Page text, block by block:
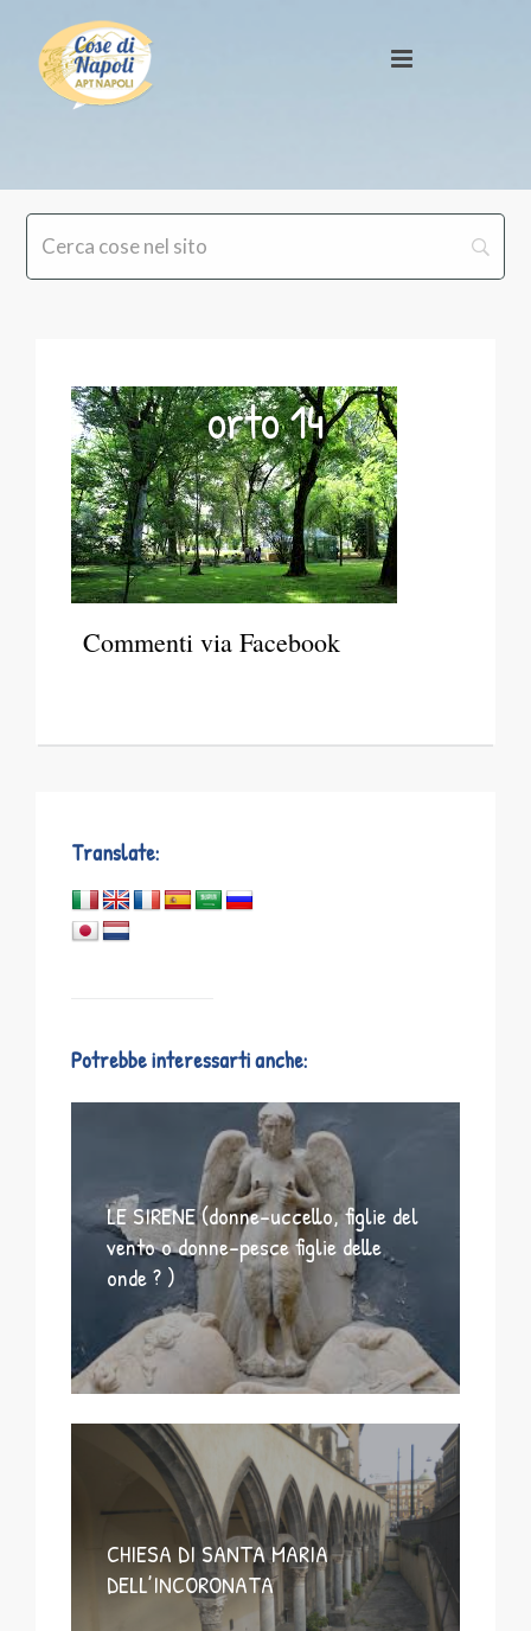
orto 14
Commenti via Facebook
Translate:
Potrebbe interessarti anche:
LE SIRENE (donne-uccello, figlie del
vento o donne-pesce figlie delle
onde ? )
CHIESA DI SANTA MARIA
DELL’INCORONATA